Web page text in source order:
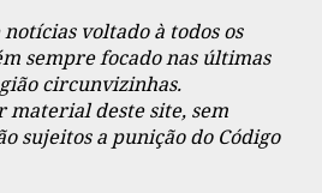
voltado à todos os
sempre focado nas últimas
circunvizinhas.
deste site, sem
sujeitos a punição do Código